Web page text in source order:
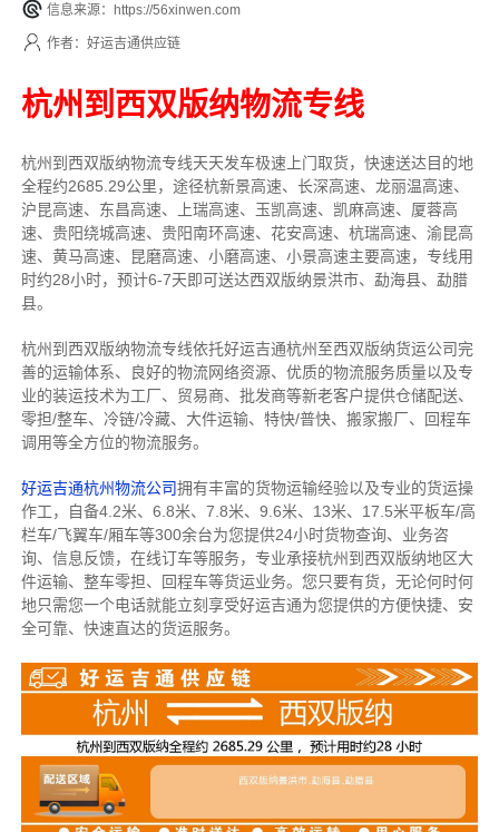
信息来源：https://56xinwen.com
作者：好运吉通供应链
杭州到西双版纳物流专线
杭州到西双版纳物流专线天天发车极速上门取货，快速送达目的地
全程约2685.29公里，途径杭新景高速、长深高速、龙丽温高速、
沪昆高速、东昌高速、上瑞高速、玉凯高速、凯麻高速、厦蓉高
速、贵阳绕城高速、贵阳南环高速、花安高速、杭瑞高速、渝昆高
速、黄马高速、昆磨高速、小磨高速、小景高速主要高速，专线用
时约28小时，预计6-7天即可送达西双版纳景洪市、勐海县、勐腊
县。
杭州到西双版纳物流专线依托好运吉通杭州至西双版纳货运公司完
善的运输体系、良好的物流网络资源、优质的物流服务质量以及专
业的装运技术为工厂、贸易商、批发商等新老客户提供仓储配送、
零担/整车、冷链/冷藏、大件运输、特快/普快、搬家搬厂、回程车
调用等全方位的物流服务。
好运吉通杭州物流公司拥有丰富的货物运输经验以及专业的货运操
作工，自备4.2米、6.8米、7.8米、9.6米、13米、17.5米平板车/高
栏车/飞翼车/厢车等300余台为您提供24小时货物查询、业务咨
询、信息反馈，在线订车等服务， 专业承接杭州到西双版纳地区大
件运输、整车零担、回程车等货运业务。 您只要有货，无论何时何
地只需您一个电话就能立刻享受好运吉通为您提供的方便快捷、安
全可靠、快速直达的货运服务。